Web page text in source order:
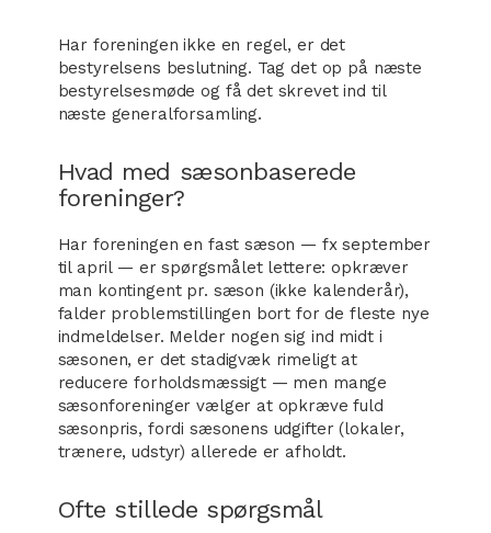
Har foreningen ikke en regel, er det
bestyrelsens beslutning. Tag det op på næste
bestyrelsesmøde og få det skrevet ind til
næste generalforsamling.
Hvad med sæsonbaserede
foreninger?
Har foreningen en fast sæson — fx september
til april — er spørgsmålet lettere: opkræver
man kontingent pr. sæson (ikke kalenderår),
falder problemstillingen bort for de fleste nye
indmeldelser. Melder nogen sig ind midt i
sæsonen, er det stadigvæk rimeligt at
reducere forholdsmæssigt — men mange
sæsonforeninger vælger at opkræve fuld
sæsonpris, fordi sæsonens udgifter (lokaler,
trænere, udstyr) allerede er afholdt.
Ofte stillede spørgsmål